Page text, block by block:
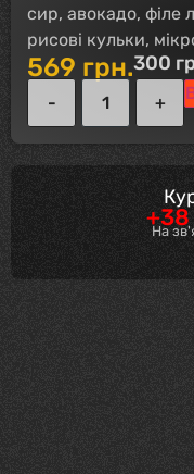
сир, авокадо, філе
рисові кульки,
569 грн.300
+38
На